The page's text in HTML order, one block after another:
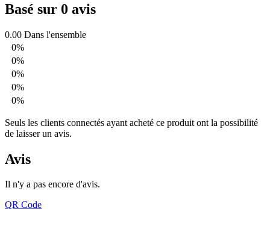
Basé sur 0 avis
0.00 Dans l'ensemble
0%
0%
0%
0%
0%
Seuls les clients connectés ayant acheté ce produit ont la possibilité
de laisser un avis.
Avis
Il n'y a pas encore d'avis.
QR Code